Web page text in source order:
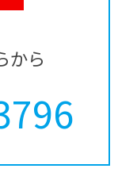
から